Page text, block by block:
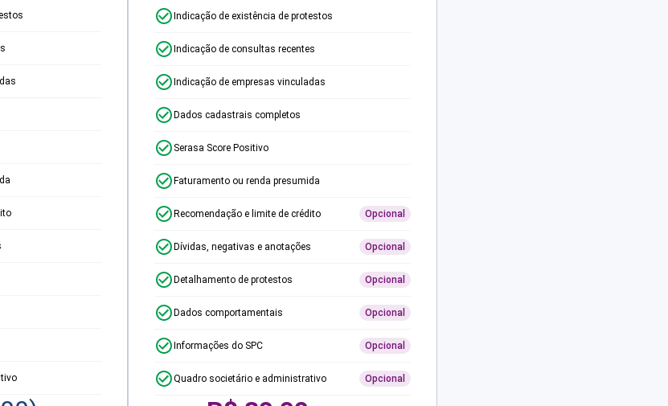
Indicação de existência de protestos
Indicação de consultas recentes
Indicação de empresas vinculadas
Dados cadastrais completos
Serasa Score Positivo
Faturamento ou renda presumida
Recomendação e limite de crédito Opcional
Dívidas, negativas e anotações Opcional
Detalhamento de protestos Opcional
Dados comportamentais Opcional
Informações do SPC Opcional
Quadro societário e administrativo Opcional